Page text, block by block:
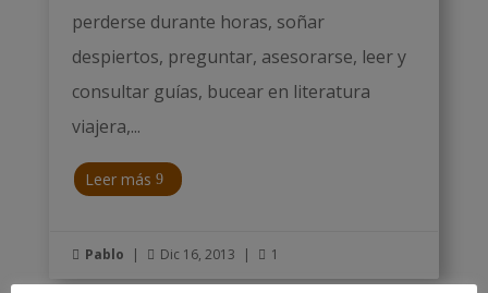
perderse durante horas, soñar
despiertos, preguntar, asesorarse, leer y
consultar guías, bucear en literatura
viajera,...
Leer más
 Pablo |  Dic 16, 2013 |  1